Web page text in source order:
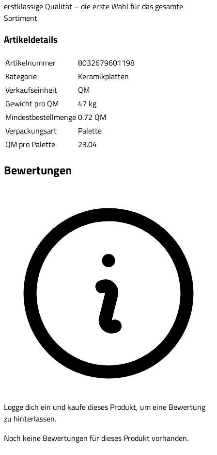
erstklassige Qualität – die erste Wahl für das gesamte
Sortiment.
Artikeldetails
Artikelnummer
8032679601198
Kategorie
Keramikplatten
Verkaufseinheit
QM
Gewicht pro QM
47 kg
Mindestbestellmenge0.72 QM
Verpackungsart
Palette
QM pro Palette
23.04
Bewertungen
Logge dich ein und kaufe dieses Produkt, um eine Bewertung
zu hinterlassen.
Noch keine Bewertungen für dieses Produkt vorhanden.